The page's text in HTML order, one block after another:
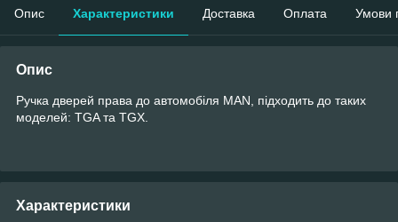
Опис Характеристики Доставка Оплата Умови
Опис
Ручка дверей права до автомобіля MAN, підходить до таких
моделей: TGA та TGX.
Характеристики